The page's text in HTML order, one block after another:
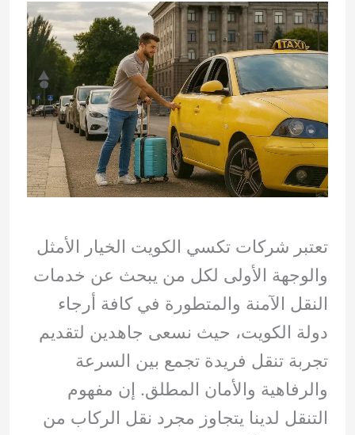
تعتبر شركات تكسي الكويت الخيار الأمثل
والوجهة الأولى لكل من يبحث عن خدمات
النقل الآمنة والمتطورة في كافة أرجاء
دولة الكويت، حيث نسعى جاهدين لتقديم
تجربة تنقل فريدة تجمع بين السرعة
والرفاهية والأمان المطلق. إن مفهوم
التنقل لدينا يتجاوز مجرد نقل الركاب من